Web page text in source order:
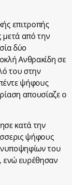
επιτροπής
μετά από την
δύο
Ανθρακίδη σε
του στην
ψήφους
απουσίαζε ο
κατά την
ψήφους
του
ενώ ευρέθησαν